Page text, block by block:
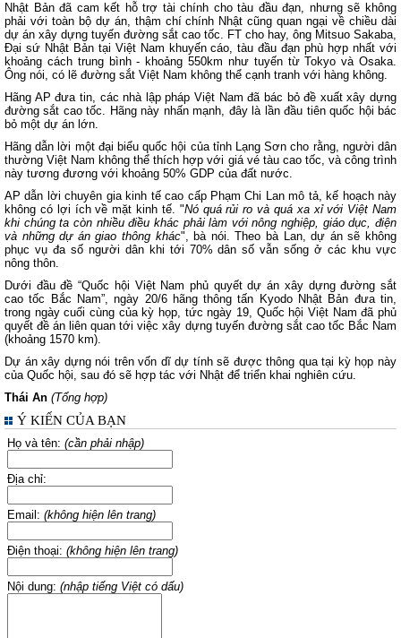
Nhật Bản đã cam kết hỗ trợ tài chính cho tàu đầu đạn, nhưng sẽ không
phải với toàn bộ dự án, thậm chí chính Nhật cũng quan ngại về chiều dài
dự án xây dựng tuyến đường sắt cao tốc. FT cho hay, ông Mitsuo Sakaba,
Đại sứ Nhật Bản tại Việt Nam khuyến cáo, tàu đầu đạn phù hợp nhất với
khoảng cách trung bình - khoảng 550km như tuyến từ Tokyo và Osaka.
Ông nói, có lẽ đường sắt Việt Nam không thể cạnh tranh với hàng không.
Hãng AP đưa tin, các nhà lập pháp Việt Nam đã bác bỏ đề xuất xây dựng
đường sắt cao tốc. Hãng này nhấn mạnh, đây là lần đầu tiên quốc hội bác
bỏ một dự án lớn.
Hãng dẫn lời một đại biểu quốc hội của tỉnh Lạng Sơn cho rằng, người dân
thường Việt Nam không thể thích hợp với giá vé tàu cao tốc, và công trình
này tương đương với khoảng 50% GDP của đất nước.
AP dẫn lời chuyên gia kinh tế cao cấp Phạm Chi Lan mô tả, kế hoạch này
không có lợi ích về mặt kinh tế. "Nó quá rủi ro và quá xa xỉ với Việt Nam
khi chúng ta còn nhiều điều khác phải làm với nông nghiệp, giáo dục, điện
và những dự án giao thông khác", bà nói. Theo bà Lan, dự án sẽ không
phục vụ đa số người dân khi tới 70% dân số vẫn sống ở các khu vực
nông thôn.
Dưới đầu đề “Quốc hội Việt Nam phủ quyết dự án xây dựng đường sắt
cao tốc Bắc Nam”, ngày 20/6 hãng thông tấn Kyodo Nhật Bản đưa tin,
trong ngày cuối cùng của kỳ họp, tức ngày 19, Quốc hội Việt Nam đã phủ
quyết đề án liên quan tới việc xây dựng tuyến đường sắt cao tốc Bắc Nam
(khoảng 1570 km).
Dự án xây dựng nói trên vốn dĩ dự tính sẽ được thông qua tại kỳ họp này
của Quốc hội, sau đó sẽ hợp tác với Nhật để triển khai nghiên cứu.
Thái An (Tổng hợp)
Ý KIẾN CỦA BẠN
Họ và tên: (cần phải nhập)
Địa chỉ:
Email: (không hiện lên trang)
Điện thoại: (không hiện lên trang)
Nội dung: (nhập tiếng Việt có dấu)